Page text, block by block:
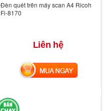
Đèn quét trên máy scan A4 Ricoh
Fi-8170
Liên hệ
MUA NGAY